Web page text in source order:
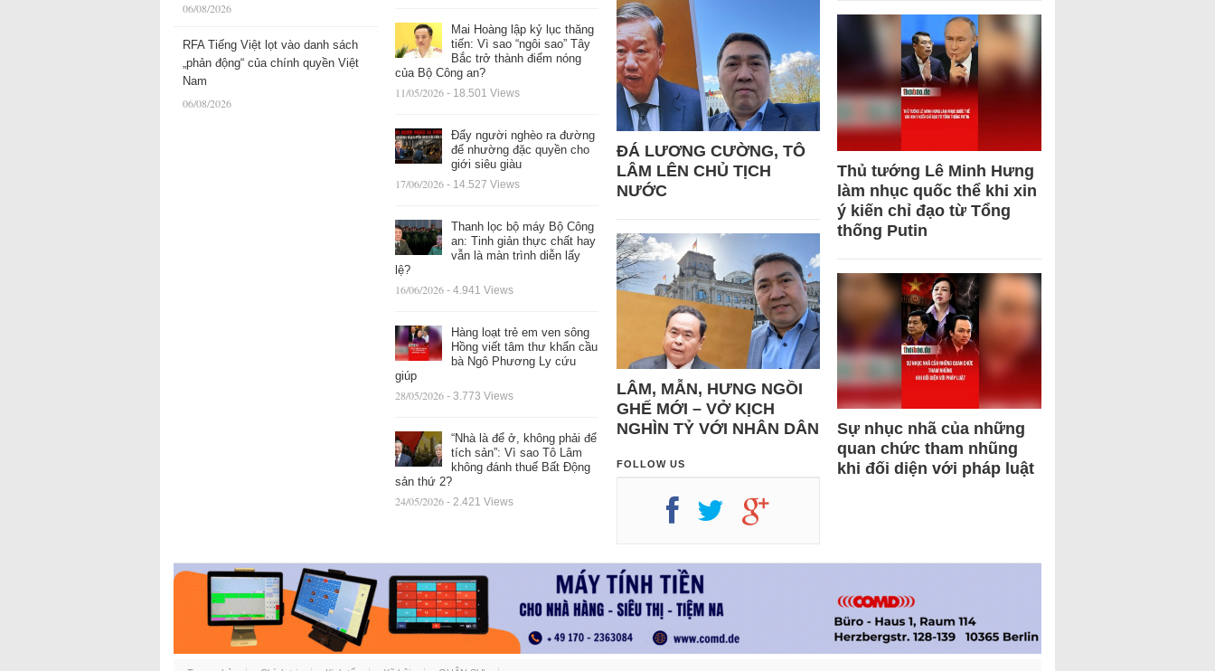
06/08/2026
RFA Tiếng Việt lọt vào danh sách
„phản động“ của chính quyền Việt
Nam
06/08/2026
Mai Hoàng lập kỷ lục thăng
tiến: Vì sao “ngôi sao” Tây
Bắc trở thành điểm nóng
của Bộ Công an?
11/05/2026 - 18.501 Views
Đẩy người nghèo ra đường
để nhường đặc quyền cho
giới siêu giàu
17/06/2026 - 14.527 Views
Thanh lọc bộ máy Bộ Công
an: Tinh giản thực chất hay
vẫn là màn trình diễn lấy
lệ?
16/06/2026 - 4.941 Views
Hàng loạt trẻ em ven sông
Hồng viết tâm thư khẩn cầu
bà Ngô Phương Ly cứu
giúp
28/05/2026 - 3.773 Views
“Nhà là để ở, không phải để
tích sản”: Vì sao Tô Lâm
không đánh thuế Bất Động
sản thứ 2?
24/05/2026 - 2.421 Views
ĐÁ LƯƠNG CƯỜNG, TÔ
LÂM LÊN CHỦ TỊCH
NƯỚC
LÂM, MẪN, HƯNG NGỒI
GHẾ MỚI – VỞ KỊCH
NGHÌN TỶ VỚI NHÂN DÂN
FOLLOW US
Thủ tướng Lê Minh Hưng
làm nhục quốc thể khi xin
ý kiến chỉ đạo từ Tổng
thống Putin
Sự nhục nhã của những
quan chức tham nhũng
khi đối diện với pháp luật